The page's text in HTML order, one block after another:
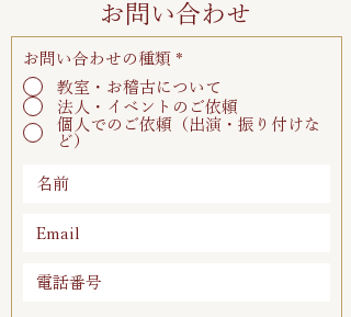
お問い合わせ
お問い合わせの種類 *
教室・お稽古について
法人・イベントのご依頼
個人でのご依頼（出演・振り付けな
ど）